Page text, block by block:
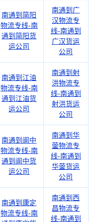
南通到简阳
物流专线-南
通到简阳货
运公司
南通到广
汉物流专
线-南通到
广汉货运
公司
南通到江油
物流专线-南
通到江油货
运公司
南通到射
洪物流专
线-南通到
射洪货运
公司
南通到阆中
物流专线-南
通到阆中货
运公司
南通到华
蓥物流专
线-南通到
华蓥货运
公司
南通到康定
物流专线-南
南通到西
昌物流专
线-南通到